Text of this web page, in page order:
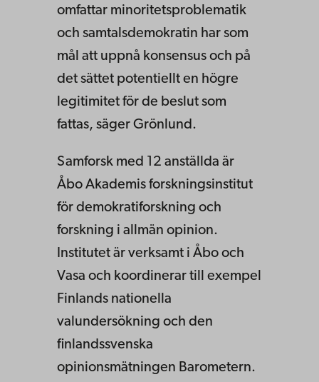
omfattar minoritetsproblematik
och samtalsdemokratin har som
mål att uppnå konsensus och på
det sättet potentiellt en högre
legitimitet för de beslut som
fattas, säger Grönlund.
Samforsk med 12 anställda är
Åbo Akademis forskningsinstitut
för demokratiforskning och
forskning i allmän opinion.
Institutet är verksamt i Åbo och
Vasa och koordinerar till exempel
Finlands nationella
valundersökning och den
finlandssvenska
opinionsmätningen Barometern.